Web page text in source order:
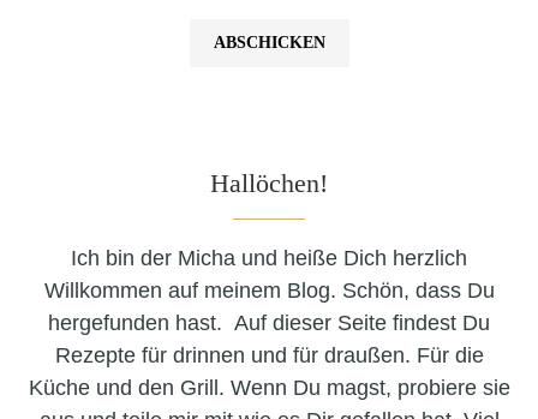
Hallöchen!
Ich bin der Micha und heiße Dich herzlich
Willkommen auf meinem Blog. Schön, dass Du
hergefunden hast. Auf dieser Seite findest Du
Rezepte für drinnen und für draußen. Für die
Küche und den Grill. Wenn Du magst, probiere sie